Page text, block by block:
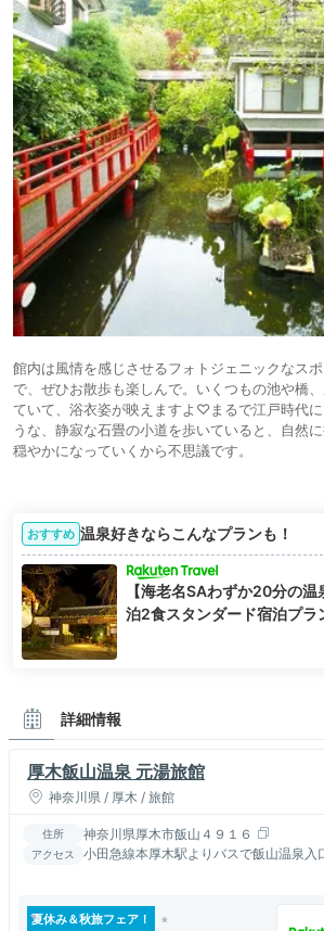
館内は風情を感じさせるフォトジェニックなス
で、ぜひお散歩も楽しんで。いくつもの池や橋
ていて、浴衣姿が映えますよ♡まるで江戸時代
うな、静寂な石畳の小道を歩いていると、自然
穏やかになっていくから不思議です。
おすすめ 温泉好きならこんなプランも！
【海老名SAわずか20分の
泊2食スタンダード宿泊プラ
詳細情報
厚木飯山温泉 元湯旅館
神奈川県 / 厚木 / 旅館
住所 神奈川県厚木市飯山４９１６
アクセス
小田急線本厚木駅よりバスで飯山温泉入
夏休み＆秋旅フェア！